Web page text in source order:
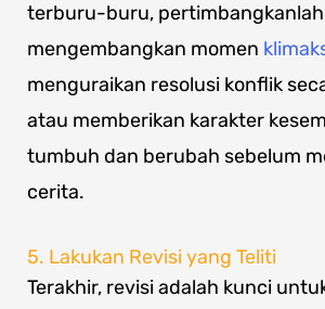
terburu-buru,
mengembangkan momen
menguraikan resolusi konflik
atau memberikan karakter
tumbuh dan berubah sebelum
cerita.
5. Lakukan Revisi yang Teliti
Terakhir, revisi adalah kunci